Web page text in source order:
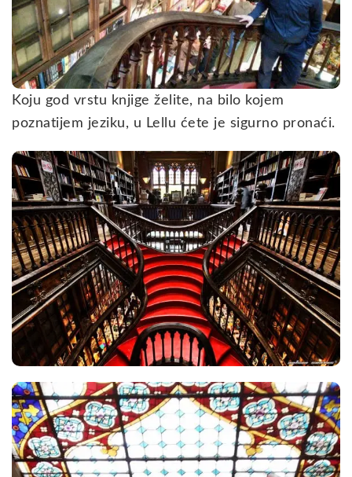
Koju god vrstu knjige želite, na bilo kojem
poznatijem jeziku, u Lellu ćete je sigurno pronaći.